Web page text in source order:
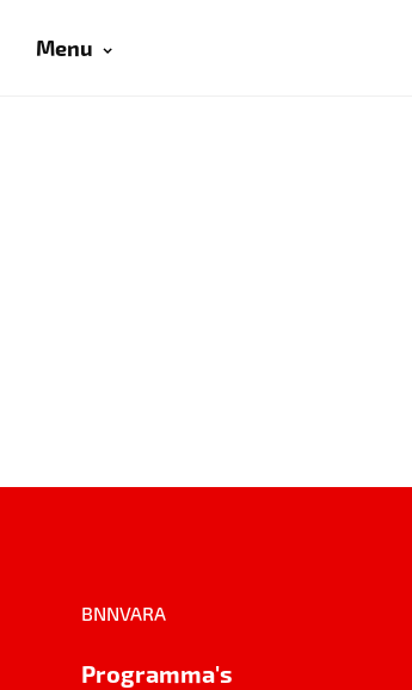
Menu
BNNVARA
Programma's